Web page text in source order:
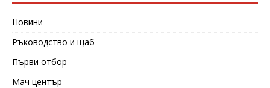
Новини
Ръководство и щаб
Първи отбор
Мач център